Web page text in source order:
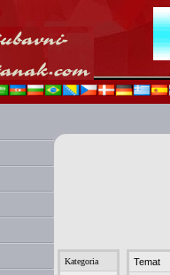
Kategoria Temat